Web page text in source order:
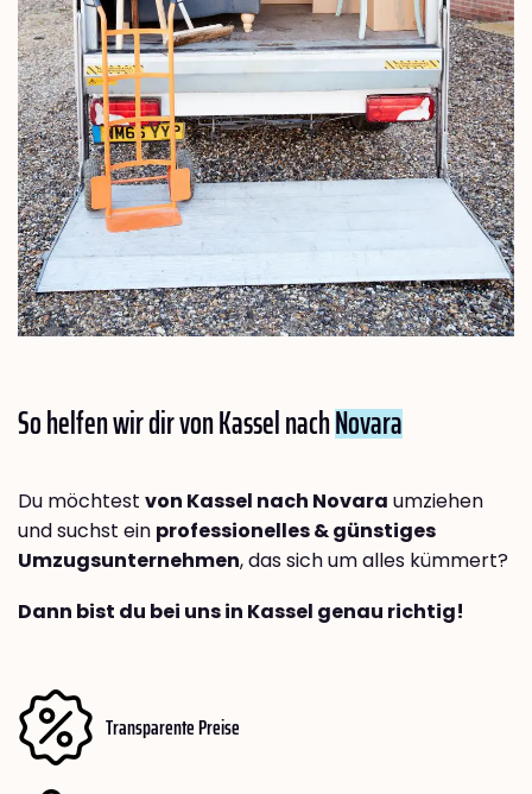
So helfen wir dir von Kassel nachNovara
Du möchtest von Kassel nach Novara umziehen
und suchst ein professionelles & günstiges
Umzugsunternehmen, das sich um alles kümmert?
Dann bist du bei uns in Kassel genau richtig!
Transparente Preise